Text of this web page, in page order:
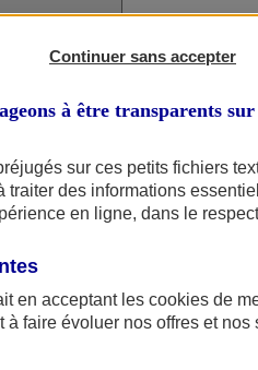
Continuer sans accepter
à être transparents
sur ces petits fichiers
traiter des informations
en ligne, dans le
en acceptant les cookies de
faire évoluer nos offres et nos